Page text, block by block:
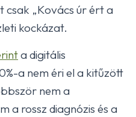
„Kovács úr ért a
kockázat.
a digitális
a nem éri el a kitűzött
nem a
a rossz diagnózis és a